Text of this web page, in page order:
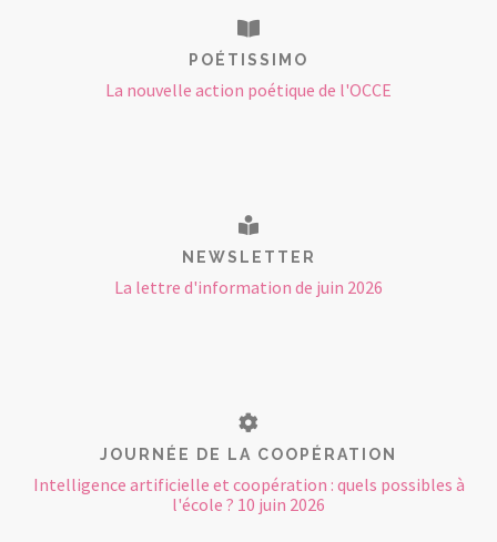
POÉTISSIMO
La nouvelle action poétique de l'OCCE
NEWSLETTER
La lettre d'information de juin 2026
JOURNÉE DE LA COOPÉRATION
Intelligence artificielle et coopération : quels possibles à
l'école ? 10 juin 2026